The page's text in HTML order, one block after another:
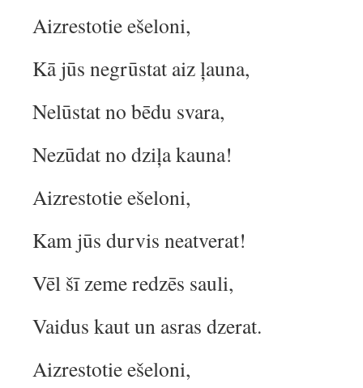
Aizrestotie ešeloni,
Kā jūs negrūstat aiz ļauna,
Nelūstat no bēdu svara,
Nezūdat no dziļa kauna!
Aizrestotie ešeloni,
Kam jūs durvis neatverat!
Vēl šī zeme redzēs sauli,
Vaidus kaut un asras dzerat.
Aizrestotie ešeloni,